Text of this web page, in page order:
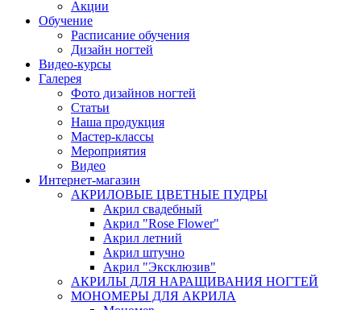
Акции
Обучение
Расписание обучения
Дизайн ногтей
Видео-курсы
Галерея
Фото дизайнов ногтей
Статьи
Наша продукция
Мастер-классы
Мероприятия
Видео
Интернет-магазин
АКРИЛОВЫЕ ЦВЕТНЫЕ ПУДРЫ
Акрил свадебный
Акрил "Rose Flower"
Акрил летний
Акрил штучно
Акрил "Эксклюзив"
АКРИЛЫ ДЛЯ НАРАЩИВАНИЯ НОГТЕЙ
МОНОМЕРЫ ДЛЯ АКРИЛА